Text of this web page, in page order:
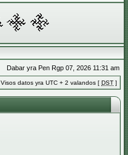
Dabar yra Pen Rgp 07, 2026 11:31 am
Visos datos yra UTC + 2 valandos [ DST ]